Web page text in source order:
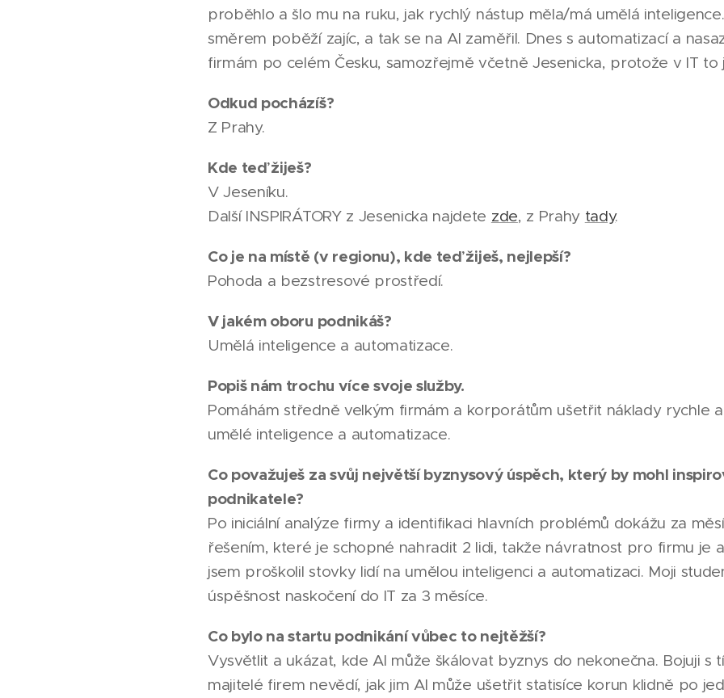
proběhlo a šlo mu na ruku, jak rychlý nástup měla/má umělá
směrem poběží zajíc, a tak se na AI zaměřil. Dnes s automatizací a
firmám po celém Česku, samozřejmě včetně Jesenicka, protože v IT to
Odkud pocházíš?
Z Prahy.
Kde teď žiješ?
V Jeseníku.
Další INSPIRÁTORY z Jesenicka najdete zde, z Prahy tady.
Co je na místě (v regionu), kde teď žiješ, nejlepší?
Pohoda a bezstresové prostředí.
V jakém oboru podnikáš?
Umělá inteligence a automatizace.
Popiš nám trochu více svoje služby.
Pomáhám středně velkým firmám a korporátům ušetřit náklady rychle
umělé inteligence a automatizace.
Co považuješ za svůj největší byznysový úspěch, který by mohl
podnikatele?
Po iniciální analýze firmy a identifikaci hlavních problémů dokážu za
řešením, které je schopné nahradit 2 lidi, takže návratnost pro firmu je
jsem proškolil stovky lidí na umělou inteligenci a automatizaci. Moji
úspěšnost naskočení do IT za 3 měsíce.
Co bylo na startu podnikání vůbec to nejtěžší?
Vysvětlit a ukázat, kde AI může škálovat byznys do nekonečna. Bojuji s
majitelé firem nevědí, jak jim AI může ušetřit statisíce korun klidně po